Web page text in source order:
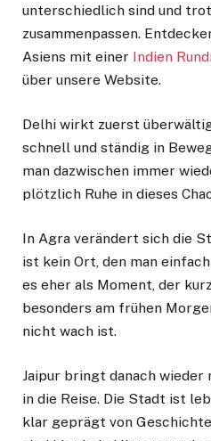
unterschiedlich sind und
zusammenpassen.
Asiens mit einer Indien
über unsere Website.
Delhi wirkt zuerst
schnell und ständig in
man dazwischen immer
plötzlich Ruhe in dieses
In Agra verändert sich die
ist kein Ort, den man
es eher als Moment, der
besonders am frühen
nicht wach ist.
Jaipur bringt danach
in die Reise. Die Stadt ist
klar geprägt von